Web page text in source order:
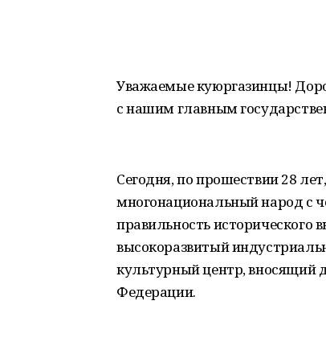
Уважаемые куюргазинцы!
с нашим главным
Сегодня, по прошествии 28
многонациональный народ с
правильность исторического
высокоразвитый
культурный центр, вносящий
Федерации.